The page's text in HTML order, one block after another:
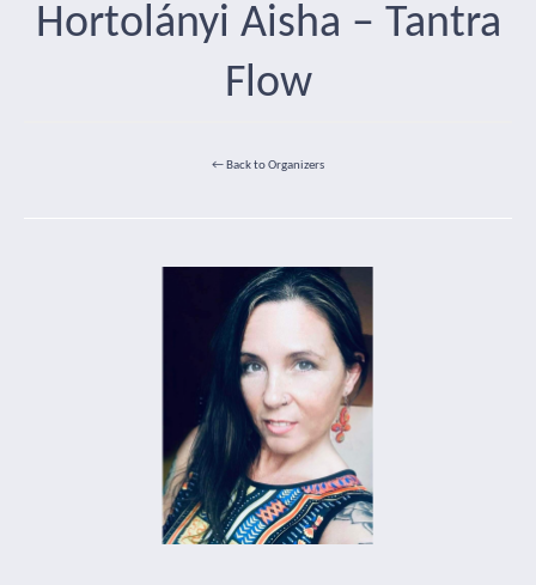
Hortolányi Aisha – Tantra
Flow
← Back to Organizers